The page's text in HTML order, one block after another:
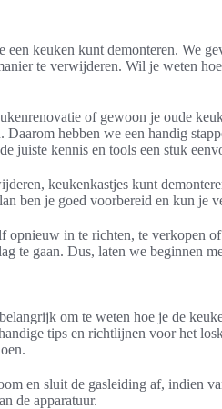
een keuken kunt demonteren. We
te verwijderen. Wil je weten
of gewoon je oude
hebben we een handig
juiste kennis en tools een stuk
keukenkastjes kunt
ben je goed voorbereid en kun je
opnieuw in te richten, te verkopen
te gaan. Dus, laten we beginnen
om te weten hoe je de
tips en richtlijnen voor het
en sluit de gasleiding af, indien
de apparatuur.